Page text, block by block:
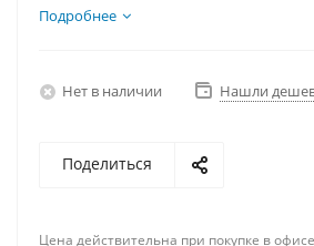
Видеокарта RTX 5060Ti 16Гб,
Подробнее
Нет в наличии Нашли
Поделиться
Цена действительна при покупке в